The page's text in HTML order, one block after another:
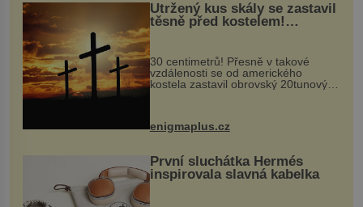
Utržený kus skály se zastavil
těsně před kostelem!
Ochránila ho boží síla?
30 centimetrů! Přesně v takové
vzdálenosti se od amerického
kostela zastavil obrovský 20tunový
...
enigmaplus.cz
První sluchátka Hermés
inspirovala slavná kabelka